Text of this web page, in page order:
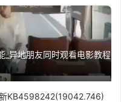
_异地朋友同时观看电影教程
KB4598242(19042.746)